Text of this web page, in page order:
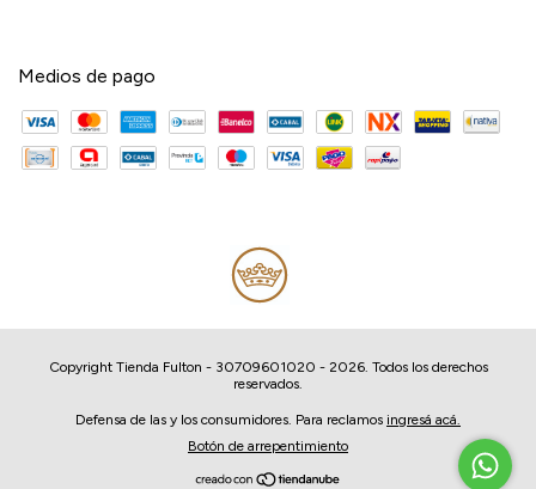
Medios de pago
Copyright Tienda Fulton - 30709601020 - 2026. Todos los derechos
reservados.
Defensa de las y los consumidores. Para reclamos ingresá acá.
Botón de arrepentimiento